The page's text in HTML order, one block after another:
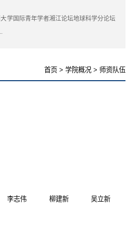
国际青年学者湘江论坛地球科学分论坛
首页 > 学院概况 > 师资队伍
李志伟 柳建新 吴立新